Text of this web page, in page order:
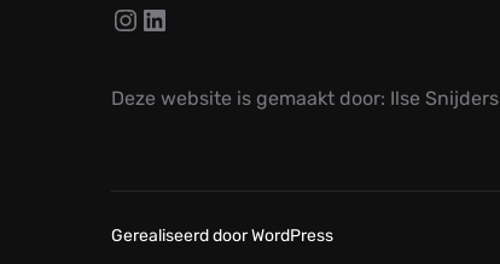
Instagram
LinkedIn
Deze website is gemaakt door: Ilse Snijders
Gerealiseerd door WordPress